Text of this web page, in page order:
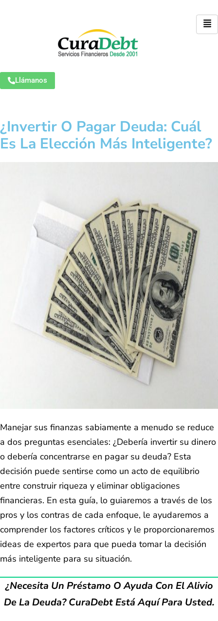
Llámanos
¿Invertir O Pagar Deuda: Cuál
Es La Elección Más Inteligente?
Manejar sus finanzas sabiamente a menudo se reduce
a dos preguntas esenciales: ¿Debería invertir su dinero
o debería concentrarse en pagar su deuda? Esta
decisión puede sentirse como un acto de equilibrio
entre construir riqueza y eliminar obligaciones
financieras. En esta guía, lo guiaremos a través de los
pros y los contras de cada enfoque, le ayudaremos a
comprender los factores críticos y le proporcionaremos
ideas de expertos para que pueda tomar la decisión
más inteligente para su situación.
¿Necesita Un Préstamo O Ayuda Con El Alivio
De La Deuda? CuraDebt Está Aquí Para Usted.